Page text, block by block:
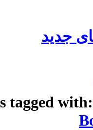
جدید
tagged with: